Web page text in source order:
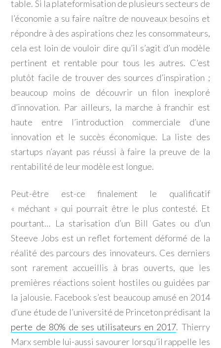
table. Si la plateformisation de plusieurs secteurs de
l’économie a su faire naître de nouveaux besoins et
répondre à des aspirations chez les consommateurs,
cela est loin de vouloir dire qu’il s’agit d’un modèle
pertinent et rentable pour tous les autres. C’est
plutôt facile de trouver des sources d’inspiration ;
beaucoup moins de découvrir un filon inexploré
d’innovation. Par ailleurs, la marche à franchir est
haute entre l’introduction commerciale d’une
innovation et le succès économique. La liste des
startups n’ayant pas réussi à faire la preuve de la
rentabilité de leur modèle est longue.
Peut-être est-ce finalement le qualificatif
« méchant » qui pourrait être le plus contesté. Et
pourtant… La starisation d’un Bill Gates ou d’un
Steeve Jobs est un reflet fortement déformé de la
réalité des parcours des innovateurs. Ces derniers
sont rarement accueillis à bras ouverts, que les
premières réactions soient hostiles ou guidées par
la jalousie. Facebook s’est beaucoup amusé en 2014
d’une étude de l’université de Princeton prédisant la
perte de 80% de ses utilisateurs en 2017. Thierry
Marx semble lui-aussi savourer lorsqu’il rappelle les